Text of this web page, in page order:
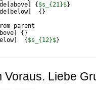
above { $s_{21}$}
below] { }
parent
{ }
] { $s_{12}$}
Voraus. Liebe